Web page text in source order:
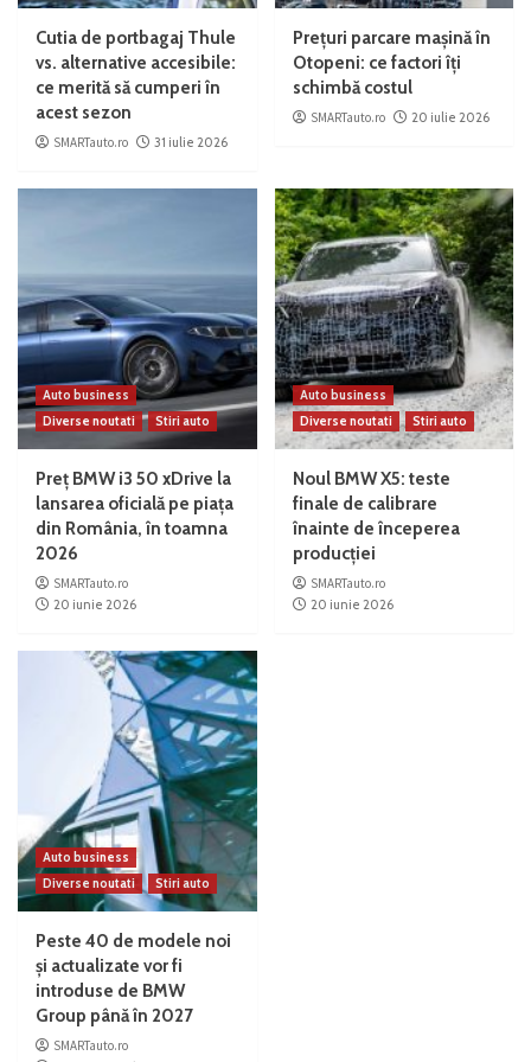
Cutia de portbagaj Thule
vs. alternative accesibile:
ce merită să cumperi în
acest sezon
SMARTauto.ro 31 iulie 2026
Prețuri parcare mașină în
Otopeni: ce factori îți
schimbă costul
SMARTauto.ro 20 iulie 2026
Auto business
Diverse noutati
Stiri auto
Preț BMW i3 50 xDrive la
lansarea oficială pe piața
din România, în toamna
2026
SMARTauto.ro
20 iunie 2026
Auto business
Diverse noutati
Stiri auto
Noul BMW X5: teste
finale de calibrare
înainte de începerea
producției
SMARTauto.ro
20 iunie 2026
Auto business
Diverse noutati
Stiri auto
Peste 40 de modele noi
și actualizate vor fi
introduse de BMW
Group până în 2027
SMARTauto.ro